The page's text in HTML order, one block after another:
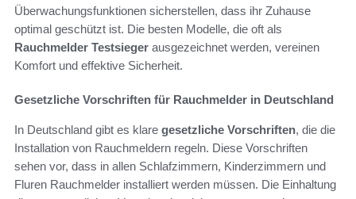
Überwachungsfunktionen sicherstellen, dass ihr Zuhause
optimal geschützt ist. Die besten Modelle, die oft als
Rauchmelder Testsieger ausgezeichnet werden, vereinen
Komfort und effektive Sicherheit.
Gesetzliche Vorschriften für Rauchmelder in Deutschland
In Deutschland gibt es klare gesetzliche Vorschriften, die die
Installation von Rauchmeldern regeln. Diese Vorschriften
sehen vor, dass in allen Schlafzimmern, Kinderzimmern und
Fluren Rauchmelder installiert werden müssen. Die Einhaltung